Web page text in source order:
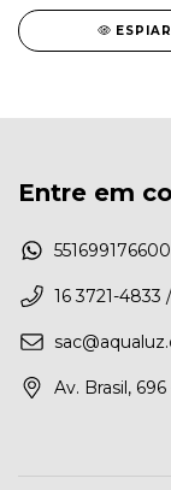
ESPIAR
Entre em
16 3721-4833
Av. Brasil,